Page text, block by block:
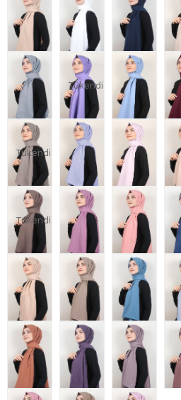
Tükendi
Tükendi
Tükendi